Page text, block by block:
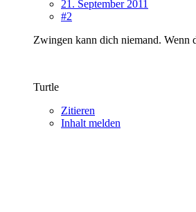
21. September 2011
#2
Zwingen kann dich niemand. Wenn
Turtle
Zitieren
Inhalt melden